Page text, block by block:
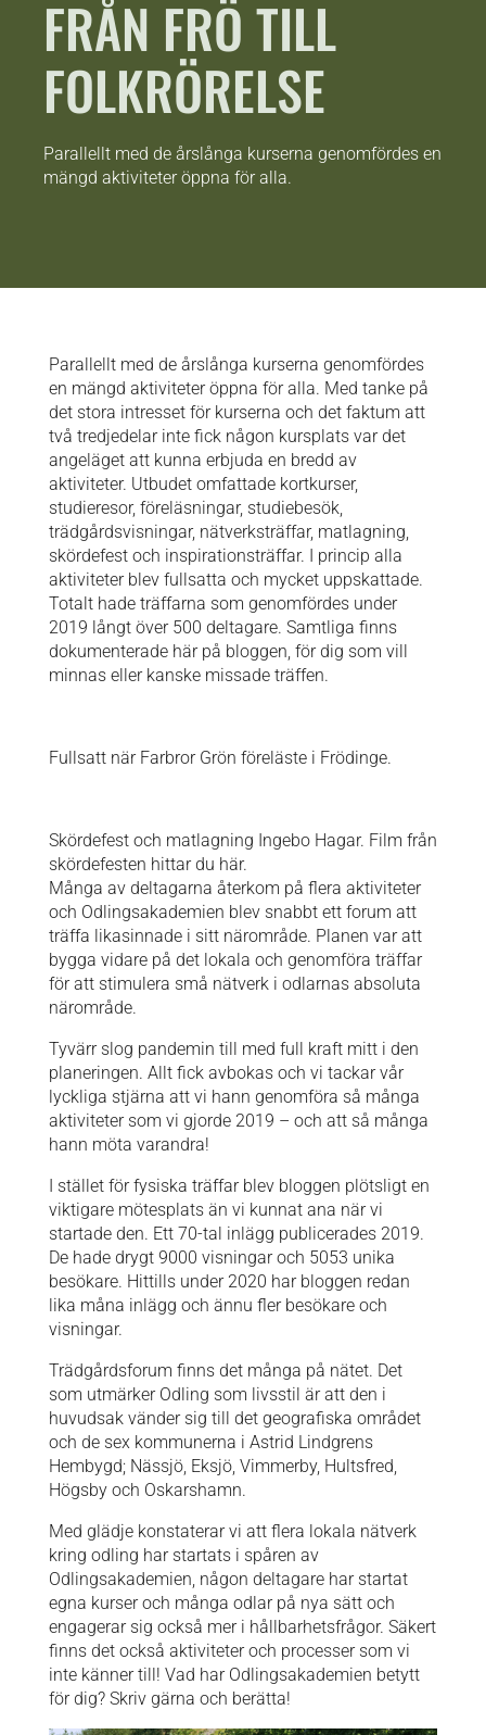
FRÅN FRÖ TILL
FOLKRÖRELSE
Parallellt med de årslånga kurserna genomfördes en
mängd aktiviteter öppna för alla.
Parallellt med de årslånga kurserna genomfördes
en mängd aktiviteter öppna för alla. Med tanke på
det stora intresset för kurserna och det faktum att
två tredjedelar inte fick någon kursplats var det
angeläget att kunna erbjuda en bredd av
aktiviteter. Utbudet omfattade kortkurser,
studieresor, föreläsningar, studiebesök,
trädgårdsvisningar, nätverksträffar, matlagning,
skördefest och inspirationsträffar. I princip alla
aktiviteter blev fullsatta och mycket uppskattade.
Totalt hade träffarna som genomfördes under
2019 långt över 500 deltagare. Samtliga finns
dokumenterade här på bloggen, för dig som vill
minnas eller kanske missade träffen.
Fullsatt när Farbror Grön föreläste i Frödinge.
Skördefest och matlagning Ingebo Hagar. Film från
skördefesten hittar du här.
Många av deltagarna återkom på flera aktiviteter
och Odlingsakademien blev snabbt ett forum att
träffa likasinnade i sitt närområde. Planen var att
bygga vidare på det lokala och genomföra träffar
för att stimulera små nätverk i odlarnas absoluta
närområde.
Tyvärr slog pandemin till med full kraft mitt i den
planeringen. Allt fick avbokas och vi tackar vår
lyckliga stjärna att vi hann genomföra så många
aktiviteter som vi gjorde 2019 – och att så många
hann möta varandra!
I stället för fysiska träffar blev bloggen plötsligt en
viktigare mötesplats än vi kunnat ana när vi
startade den. Ett 70-tal inlägg publicerades 2019.
De hade drygt 9000 visningar och 5053 unika
besökare. Hittills under 2020 har bloggen redan
lika måna inlägg och ännu fler besökare och
visningar.
Trädgårdsforum finns det många på nätet. Det
som utmärker Odling som livsstil är att den i
huvudsak vänder sig till det geografiska området
och de sex kommunerna i Astrid Lindgrens
Hembygd; Nässjö, Eksjö, Vimmerby, Hultsfred,
Högsby och Oskarshamn.
Med glädje konstaterar vi att flera lokala nätverk
kring odling har startats i spåren av
Odlingsakademien, någon deltagare har startat
egna kurser och många odlar på nya sätt och
engagerar sig också mer i hållbarhetsfrågor. Säkert
finns det också aktiviteter och processer som vi
inte känner till! Vad har Odlingsakademien betytt
för dig? Skriv gärna och berätta!